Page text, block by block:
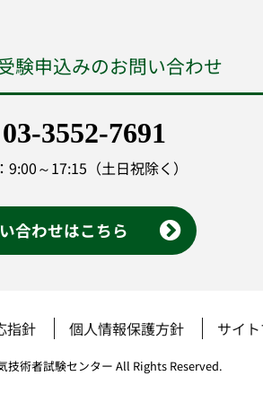
験申込みのお問い合わせ
03-3552-7691
9:00～17:15（土日祝除く）
合わせはこちら
指針 個人情報保護方針 サイ
技術者試験センター All Rights Reserved.